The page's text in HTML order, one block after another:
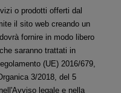
o prodotti offerti dal
il sito web creando un
fornire in modo libero
saranno trattati in
(UE) 2016/679,
3/2018, del 5
legale e nella